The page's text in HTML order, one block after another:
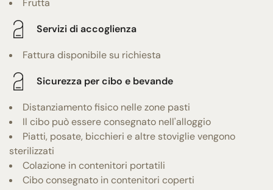
Servizi di accoglienza
Fattura disponibile su richiesta
Sicurezza per cibo e bevande
Distanziamento fisico nelle zone pasti
Il cibo può essere consegnato nell'alloggio
Piatti, posate, bicchieri e altre stoviglie vengono
sterilizzati
Colazione in contenitori portatili
Cibo consegnato in contenitori coperti